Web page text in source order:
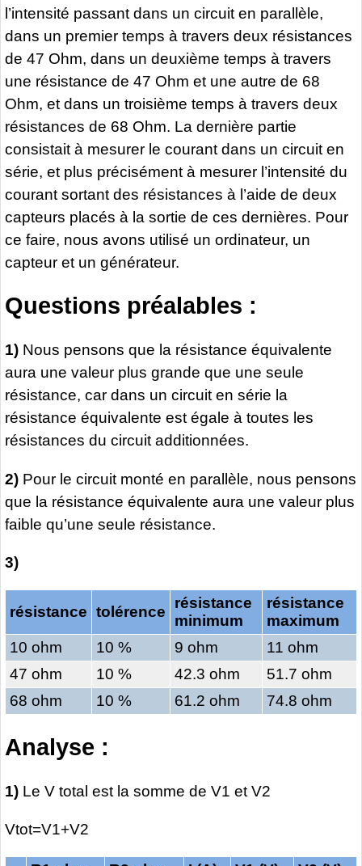
l’intensité passant dans un circuit en parallèle,
dans un premier temps à travers deux résistances
de 47 Ohm, dans un deuxième temps à travers
une résistance de 47 Ohm et une autre de 68
Ohm, et dans un troisième temps à travers deux
résistances de 68 Ohm. La dernière partie
consistait à mesurer le courant dans un circuit en
série, et plus précisément à mesurer l’intensité du
courant sortant des résistances à l’aide de deux
capteurs placés à la sortie de ces dernières. Pour
ce faire, nous avons utilisé un ordinateur, un
capteur et un générateur.
Questions préalables :
1) Nous pensons que la résistance équivalente
aura une valeur plus grande que une seule
résistance, car dans un circuit en série la
résistance équivalente est égale à toutes les
résistances du circuit additionnées.
2) Pour le circuit monté en parallèle, nous pensons
que la résistance équivalente aura une valeur plus
faible qu’une seule résistance.
3)
résistance tolérence
résistance
minimum
résistance
maximum
10 ohm
10 % 9 ohm
11 ohm
47 ohm
10 % 42.3 ohm
51.7 ohm
68 ohm
10 % 61.2 ohm 74.8 ohm
Analyse :
1) Le V total est la somme de V1 et V2
Vtot=V1+V2